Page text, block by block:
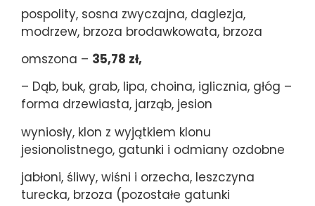
pospolity, sosna zwyczajna, daglezja,
modrzew, brzoza brodawkowata, brzoza
omszona – 35,78 zł,
– Dąb, buk, grab, lipa, choina, iglicznia, głóg –
forma drzewiasta, jarząb, jesion
wyniosły, klon z wyjątkiem klonu
jesionolistnego, gatunki i odmiany ozdobne
jabłoni, śliwy, wiśni i orzecha, leszczyna
turecka, brzoza (pozostałe gatunki